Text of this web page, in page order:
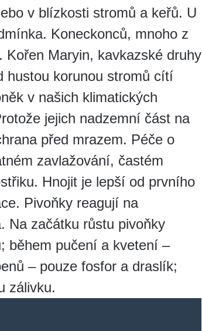
v blízkosti stromů a keřů. U
Koneckonců, mnoho z
Maryin, kavkazské druhy
hustou korunou stromů cítí
v našich klimatických
jejich nadzemní část na
před mrazem. Péče o
zavlažování, častém
Hnojit je lepší od prvního
Pivoňky reagují na
Na začátku růstu pivoňky
během pučení a kvetení –
– pouze fosfor a draslík;
zálivku.